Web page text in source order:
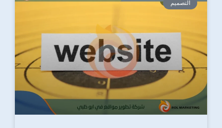
التصميم